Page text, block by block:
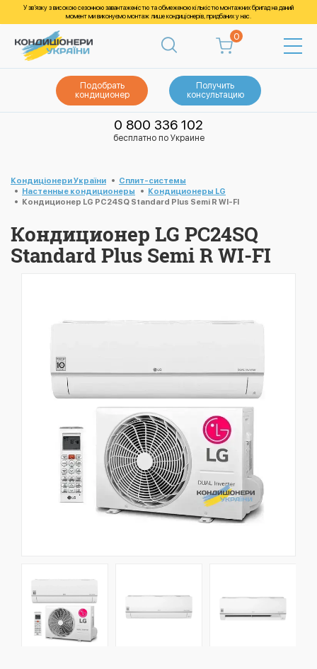
У зв’язку з високою сезонною завантаженістю та обмеженою кількістю монтажних бригад на даний
момент ми виконуємо монтаж лише кондиціонерів, придбаних у нас.
0
Подобрать
кондиционер
Получить
консультацию
0 800 336 102
бесплатно по Украине
Кондиціонери України
Cплит-системы
Настенные кондиционеры
Кондиционеры LG
Кондиционер LG PC24SQ Standard Plus Semi R WI-FI
Кондиционер LG PC24SQ
Standard Plus Semi R WI-FI